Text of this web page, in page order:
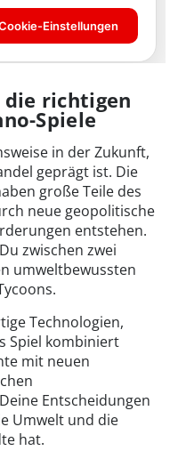
die richtigen
Spiele
in der Zukunft,
geprägt ist. Die
große Teile des
neue geopolitische
entstehen.
zwischen zwei
umweltbewussten
Technologien,
Spiel kombiniert
mit neuen
Entscheidungen
Umwelt und die
hat.